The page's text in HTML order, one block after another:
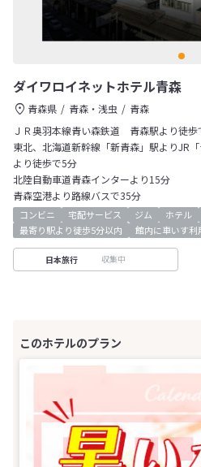
ダイワロイネットホテル青森
青森県 青森・浅虫
青森
ＪＲ奥羽本線青い森鉄道 青森駅より徒歩
東北、北海道新幹線「新青森」駅よりJR
より徒歩で5分
北陸自動車道青森インターより15分
青森空港より路線バスで35分
コンビニ 宅配サービス ジム ホテル
最寄り駅より徒歩5分以内
館内に車いす利
日本旅行 収集中